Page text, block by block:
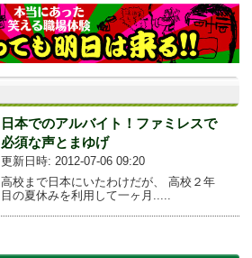
日本でのアルバイト！ファミレスで
必須な声とまゆげ
更新日時: 2012-07-06 09:20
高校まで日本にいたわけだが、 高校２年
目の夏休みを利用して一ヶ月.....